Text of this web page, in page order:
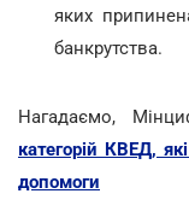
яких
банкрутства.
Нагадаємо,
категорій КВЕД,
допомоги